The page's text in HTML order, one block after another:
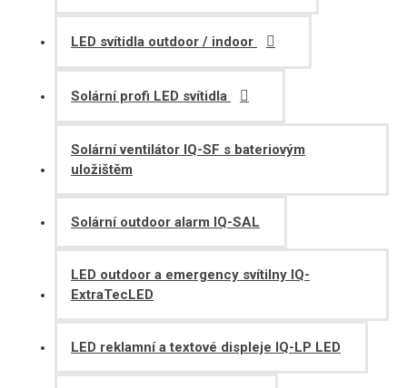
LED svítidla outdoor / indoor
Solární profi LED svítidla
Solární ventilátor IQ-SF s bateriovým
uložištěm
Solární outdoor alarm IQ-SAL
LED outdoor a emergency svítilny IQ-
ExtraTecLED
LED reklamní a textové displeje IQ-LP LED